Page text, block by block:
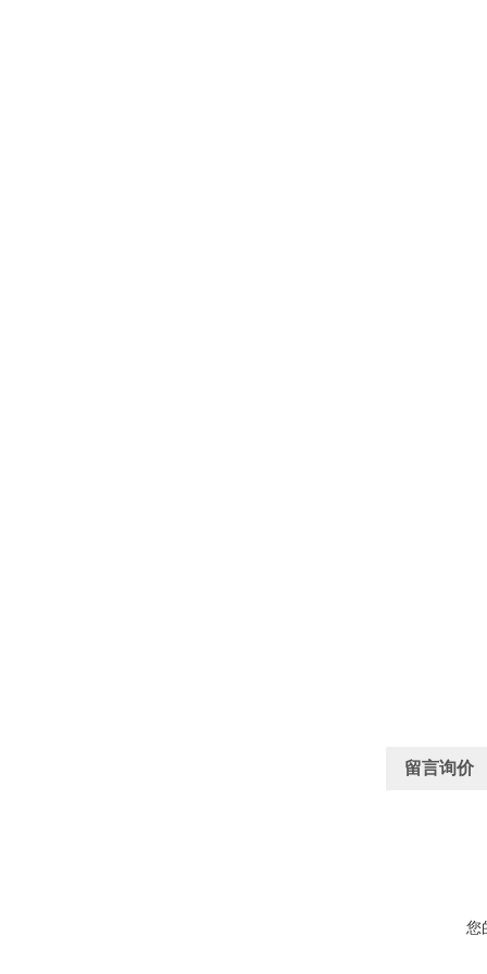
留言询价
您